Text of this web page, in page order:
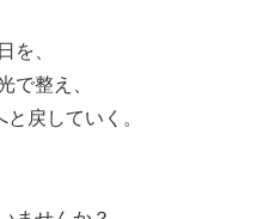
を、
で整え、
戻していく。